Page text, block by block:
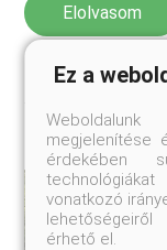
Elolvasom
Ez a
megjelenítése
érdekében
vonatkozó
érhető el.